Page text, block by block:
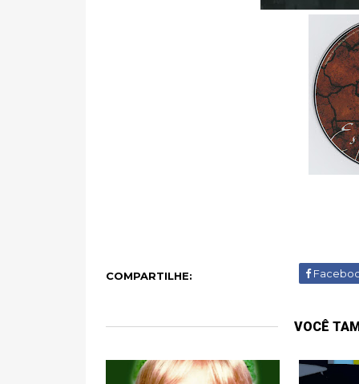
COMPARTILHE:
VOCÊ